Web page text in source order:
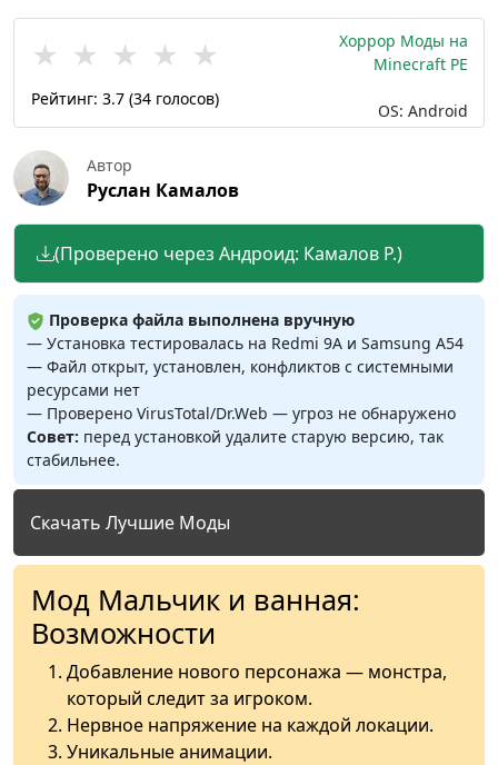
★ ★ ★ ★ ★
Рейтинг: 3.7 (34 голосов)
Хоррор Моды на
Minecraft PE
OS: Android
Автор
Руслан Камалов
(Проверено через Андроид: Камалов Р.)
Проверка файла выполнена вручную
— Установка тестировалась на Redmi 9A и Samsung A54
— Файл открыт, установлен, конфликтов с системными
ресурсами нет
— Проверено VirusTotal/Dr.Web — угроз не обнаружено
Совет: перед установкой удалите старую версию, так
стабильнее.
Скачать Лучшие Моды
Мод Мальчик и ванная:
Возможности
Добавление нового персонажа — монстра,
который следит за игроком.
Нервное напряжение на каждой локации.
Уникальные анимации.